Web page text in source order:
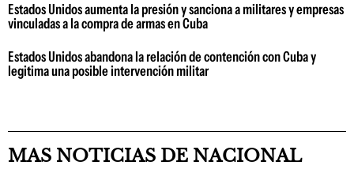
Estados Unidos aumenta la presión y sanciona a militares y empresas
vinculadas a la compra de armas en Cuba
Estados Unidos abandona la relación de contención con Cuba y
legitima una posible intervención militar
MAS NOTICIAS DE NACIONAL